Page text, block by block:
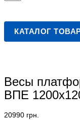
КАТАЛОГ
Весы
ВПЕ
20990 грн.